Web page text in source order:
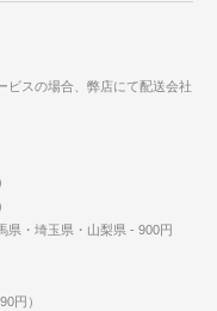
ビスの場合、弊店にて配送会社
県・埼玉県・山梨県 - 900円
円）